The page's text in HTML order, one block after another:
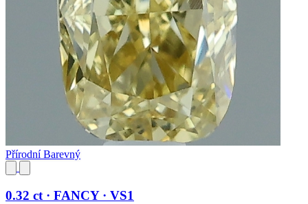
Přírodní Barevný
0.32 ct · FANCY · VS1